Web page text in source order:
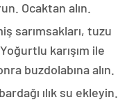
Ocaktan alın.
sarımsakları, tuzu
karışım ile
buzdolabına alın.
ılık su ekleyin.